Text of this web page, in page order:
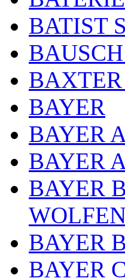
BATIST
BAYER
BAYER
BAYER
BAYER
BAYER
BAYER